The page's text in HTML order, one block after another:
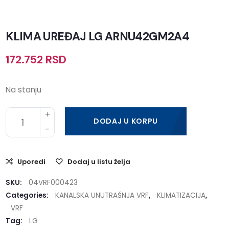
KLIMA UREĐAJ LG ARNU42GM2A4
172.752 RSD
Na stanju
DODAJ U KORPU
Uporedi Dodaj u listu želja
SKU:
04VRF000423
Categories:
KANALSKA UNUTRAŠNJA VRF, KLIMATIZACIJA,
VRF
Tag:
LG